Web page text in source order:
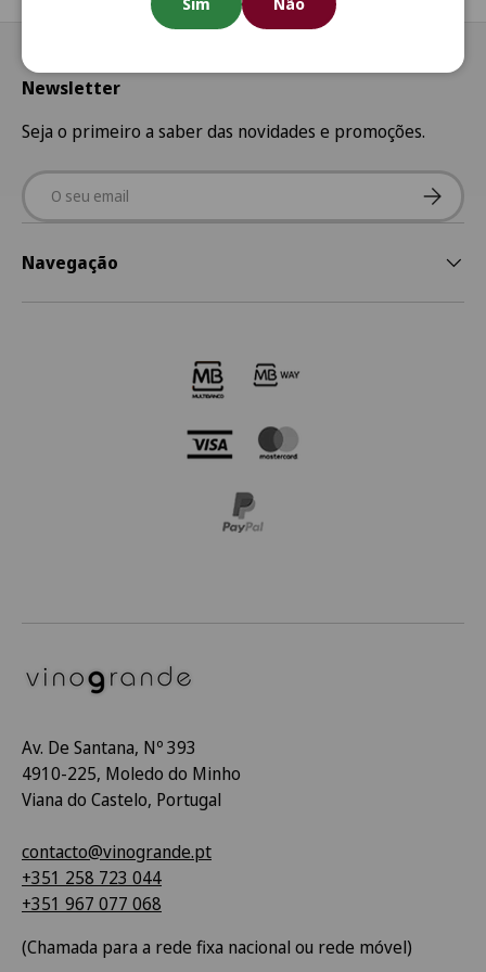
Newsletter
Seja o primeiro a saber das novidades e promoções.
Email
Navegação
Av. De Santana, Nº 393
4910-225, Moledo do Minho
Viana do Castelo, Portugal
contacto@vinogrande.pt
+351 258 723 044
+351 967 077 068
(Chamada para a rede fixa nacional ou rede móvel)